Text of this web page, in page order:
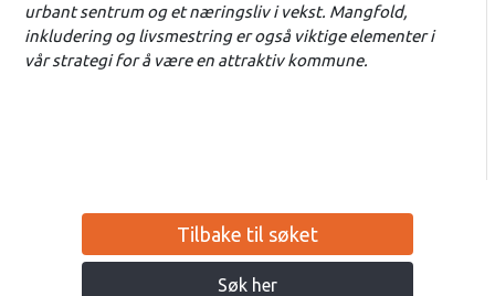
urbant sentrum og et næringsliv i vekst. Mangfold,
inkludering og livsmestring er også viktige elementer i
vår strategi for å være en attraktiv kommune.
Tilbake til søket
Søk her